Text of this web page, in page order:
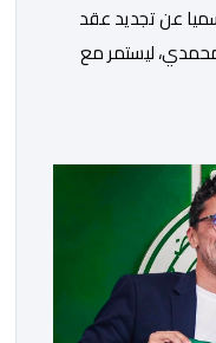
عن تجديد عقد
ليستمر مع
في إشارة إلى
والتعزيز من